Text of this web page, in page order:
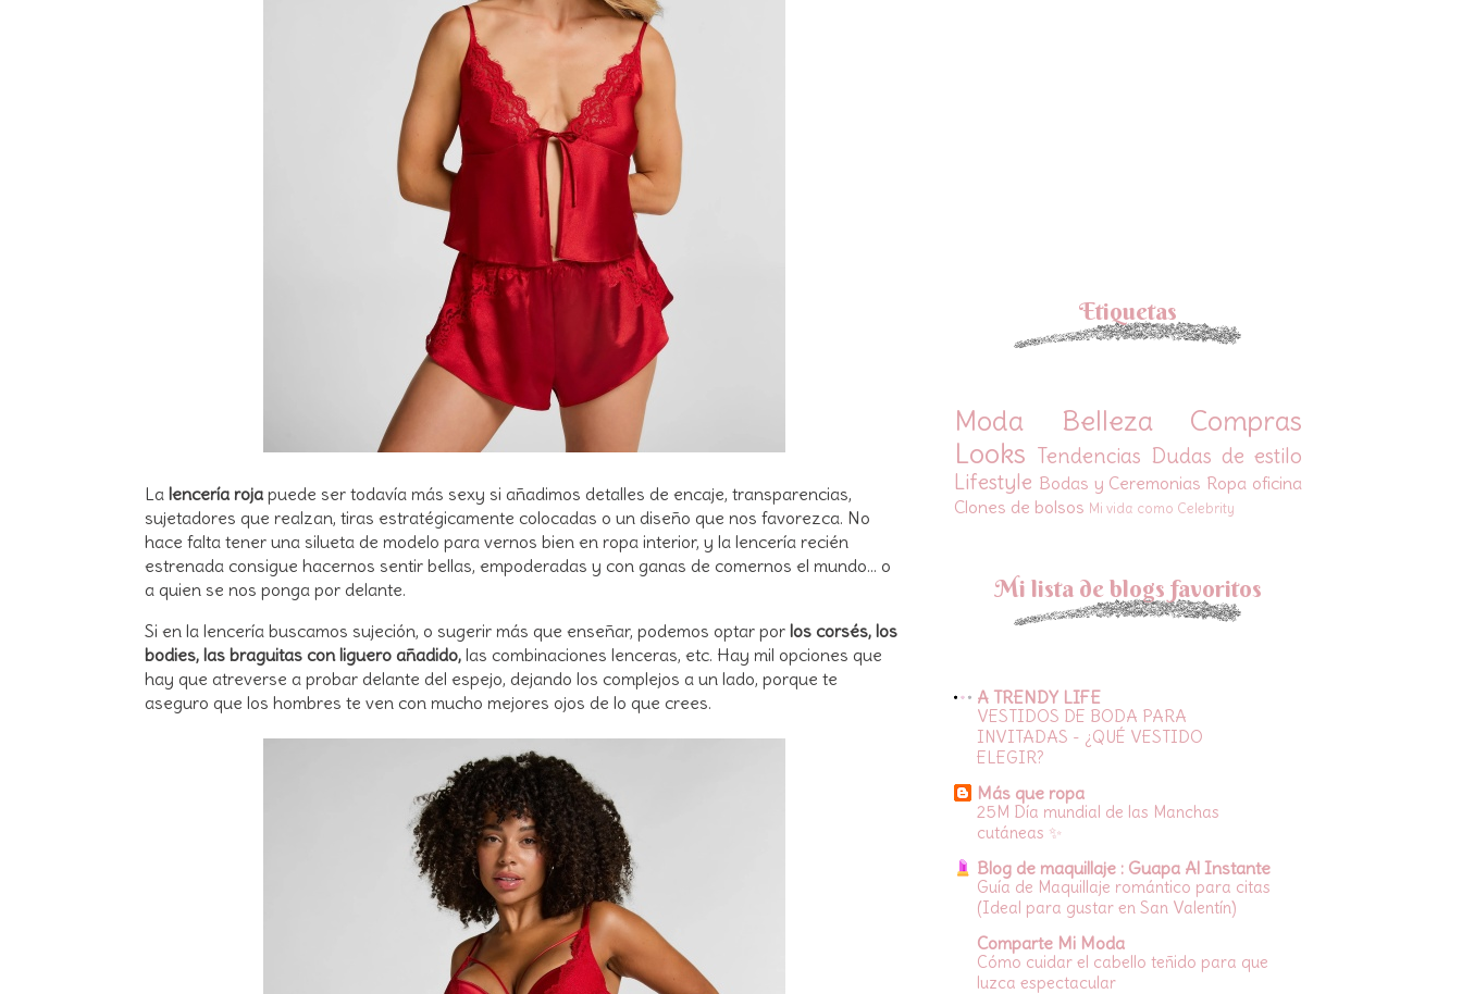
La lencería roja puede ser todavía más sexy si añadimos detalles de encaje, transparencias,
sujetadores que realzan, tiras estratégicamente colocadas o un diseño que nos favorezca. No
hace falta tener una silueta de modelo para vernos bien en ropa interior, y la lencería recién
estrenada consigue hacernos sentir bellas, empoderadas y con ganas de comernos el mundo... o
a quien se nos ponga por delante.
Si en la lencería buscamos sujeción, o sugerir más que enseñar, podemos optar por los corsés, los
bodies, las braguitas con liguero añadido, las combinaciones lenceras, etc. Hay mil opciones que
hay que atreverse a probar delante del espejo, dejando los complejos a un lado, porque te
aseguro que los hombres te ven con mucho mejores ojos de lo que crees.
Etiquetas
Moda Belleza
Compras
Looks Tendencias Dudas de estilo
Lifestyle Bodas y Ceremonias Ropa oficina
Clones de bolsos Mi vida como Celebrity
Mi lista de blogs favoritos
A TRENDY LIFE
VESTIDOS DE BODA PARA
INVITADAS - ¿QUÉ VESTIDO
ELEGIR?
Más que ropa
25M Día mundial de las Manchas
cutáneas ✨
Blog de maquillaje : Guapa Al Instante
Guía de Maquillaje romántico para citas
(Ideal para gustar en San Valentín)
Comparte Mi Moda
Cómo cuidar el cabello teñido para que
luzca espectacular